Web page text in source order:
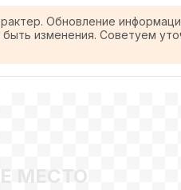
Обновление
изменения. Советуем
МЕСТО